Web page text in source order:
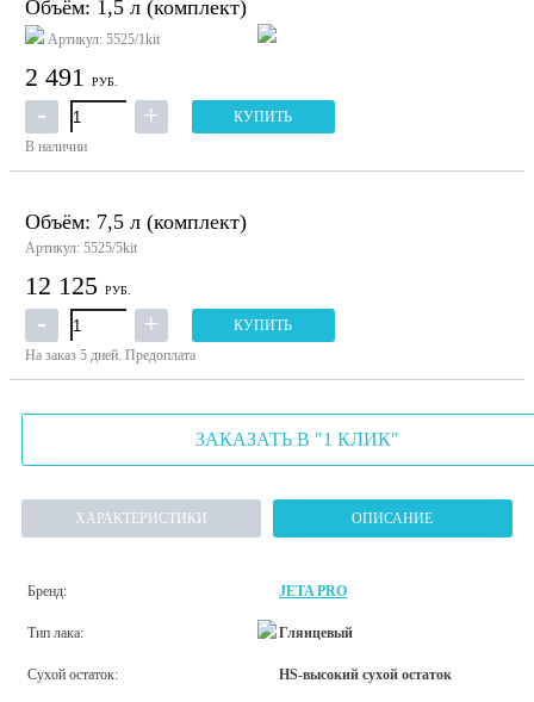
Объём: 1,5 л (комплект)
Артикул: 5525/1kit
2 491 РУБ.
КУПИТЬ
В наличии
Объём: 7,5 л (комплект)
Артикул: 5525/5kit
12 125 РУБ.
КУПИТЬ
На заказ 5 дней. Предоплата
ЗАКАЗАТЬ В "1 КЛИК"
ХАРАКТЕРИСТИКИ ОПИСАНИЕ
Бренд: JETA PRO
Тип лака: Глянцевый
Сухой остаток: HS-высокий сухой остаток